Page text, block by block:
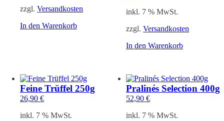
zzgl. Versandkosten
In den Warenkorb
inkl. 7 % MwSt.
zzgl.Versandkosten
In den Warenkorb
Feine Trüffel 250g
26,90 €
inkl. 7 % MwSt.
Pralinés Selection 400g
52,90€
inkl. 7 % MwSt.